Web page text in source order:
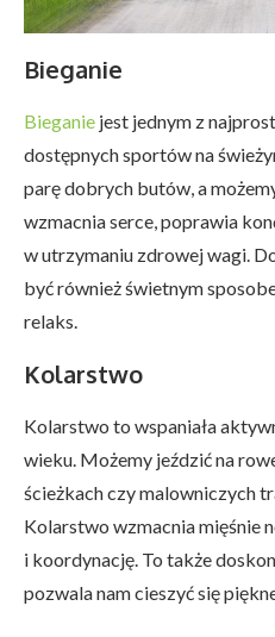
Bieganie
Bieganie jest jednym z
dostępnych sportów na
parę dobrych butów, a
wzmacnia serce, poprawia
w utrzymaniu zdrowej wagi.
być również świetnym
relaks.
Kolarstwo
Kolarstwo to wspaniała
wieku. Możemy jeździć na
ścieżkach czy malowniczych
Kolarstwo wzmacnia mięśnie
i koordynację. To także
pozwala nam cieszyć się